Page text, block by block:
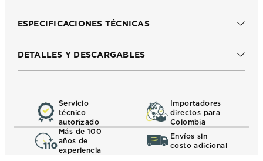
ESPECIFICACIONES TÉCNICAS
DETALLES Y DESCARGABLES
Servicio
técnico
autorizado
Importadores
directos para
Colombia
Más de 100
años de
experiencia
Envíos sin
costo adicional